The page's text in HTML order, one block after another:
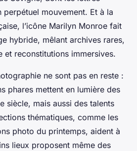
perpétuel mouvement. Et à la
l’icône Marilyn Monroe fait
hybride, mêlant archives rares,
et reconstitutions immersives.
ne sont pas en reste :
phares mettent en lumière des
siècle, mais aussi des talents
thématiques, comme les
photo du printemps, aident à
lieux proposent même des